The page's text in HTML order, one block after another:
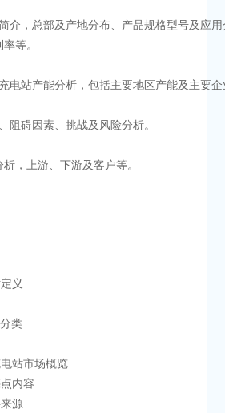
介，总部及产地分布、产品规格型号及应
等。
电站产能分析，包括主要地区产能及主要
阻碍因素、挑战及风险分析。
，上游、下游及客户等。
定义
分类
电站市场概览
点内容
来源